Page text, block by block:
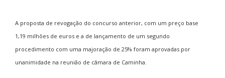
A proposta de revogação do concurso anterior, com um preço base
1,19 milhões de euros e a de lançamento de um segundo
procedimento com uma majoração de 25% foram aprovadas por
unanimidade na reunião de câmara de Caminha.